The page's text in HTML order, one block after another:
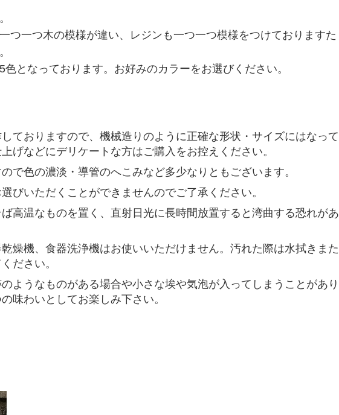
つ一つ木の模様が違い、レジンも一つ一つ模様をつけておりますた
となっております。お好みのカラーをお選びください。
ておりますので、機械造りのように正確な形状・サイズにはなって
げなどにデリケートな方はご購入をお控えください。
で色の濃淡・導管のへこみなど多少なりともございます。
びいただくことができませんのでご了承ください。
高温なものを置く、直射日光に長時間放置すると湾曲する恐れがあ
燥機、食器洗浄機はお使いいただけません。汚れた際は水拭きまた
ださい。
ようなものがある場合や小さな埃や気泡が入ってしまうことがあり
味わいとしてお楽しみ下さい。